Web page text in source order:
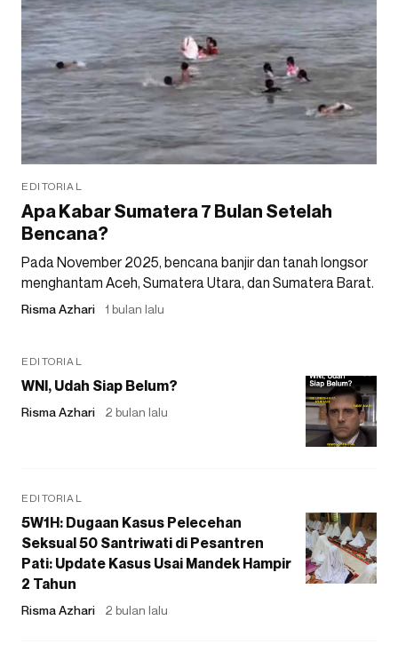
EDITORIAL
Apa Kabar Sumatera 7 Bulan Setelah
Bencana?
Pada November 2025, bencana banjir dan tanah longsor
menghantam Aceh, Sumatera Utara, dan Sumatera Barat.
Risma Azhari 1 bulan lalu
EDITORIAL
WNI, Udah Siap Belum?
Risma Azhari 2 bulan lalu
EDITORIAL
5W1H: Dugaan Kasus Pelecehan
Seksual 50 Santriwati di Pesantren
Pati: Update Kasus Usai Mandek Hampir
2 Tahun
Risma Azhari 2 bulan lalu